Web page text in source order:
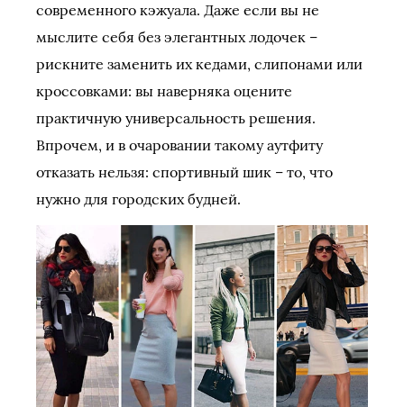
современного кэжуала. Даже если вы не
мыслите себя без элегантных лодочек –
рискните заменить их кедами, слипонами или
кроссовками: вы наверняка оцените
практичную универсальность решения.
Впрочем, и в очаровании такому аутфиту
отказать нельзя: спортивный шик – то, что
нужно для городских будней.